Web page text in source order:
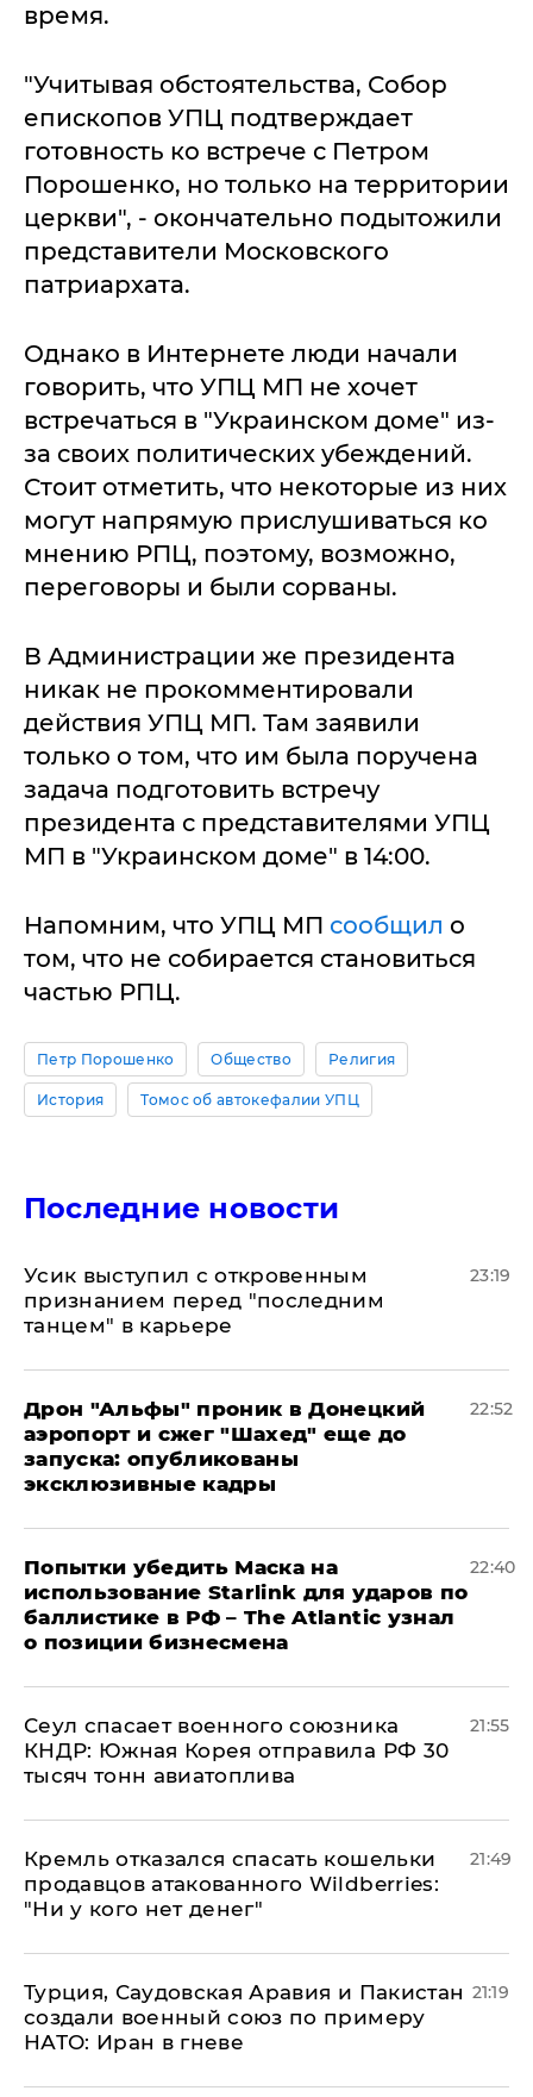
время.
"Учитывая обстоятельства, Собор
епископов УПЦ подтверждает
готовность ко встрече с Петром
Порошенко, но только на территории
церкви", - окончательно подытожили
представители Московского
патриархата.
Однако в Интернете люди начали
говорить, что УПЦ МП не хочет
встречаться в "Украинском доме" из-
за своих политических убеждений.
Стоит отметить, что некоторые из них
могут напрямую прислушиваться ко
мнению РПЦ, поэтому, возможно,
переговоры и были сорваны.
В Администрации же президента
никак не прокомментировали
действия УПЦ МП. Там заявили
только о том, что им была поручена
задача подготовить встречу
президента с представителями УПЦ
МП в "Украинском доме" в 14:00.
Напомним, что УПЦ МП сообщил о
том, что не собирается становиться
частью РПЦ.
Петр Порошенко Общество Религия
История Томос об автокефалии УПЦ
Последние новости
Усик выступил с откровенным
признанием перед "последним
танцем" в карьере
23:19
Дрон "Альфы" проник в Донецкий
аэропорт и сжег "Шахед" еще до
запуска: опубликованы
эксклюзивные кадры
22:52
Попытки убедить Маска на
использование Starlink для ударов по
баллистике в РФ – The Atlantic узнал
о позиции бизнесмена
22:40
​Сеул спасает военного союзника
КНДР: Южная Корея отправила РФ 30
тысяч тонн авиатоплива
21:55
Кремль отказался спасать кошельки
продавцов атакованного Wildberries:
"Ни у кого нет денег"
21:49
Турция, Саудовская Аравия и Пакистан
создали военный союз по примеру
НАТО: Иран в гневе
21:19